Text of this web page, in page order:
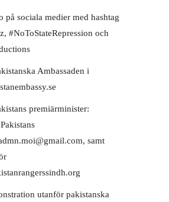
sociala medier med hashtag
#NoToStateRepression och
Ambassaden i
premiärminister:
samt
utanför pakistanska